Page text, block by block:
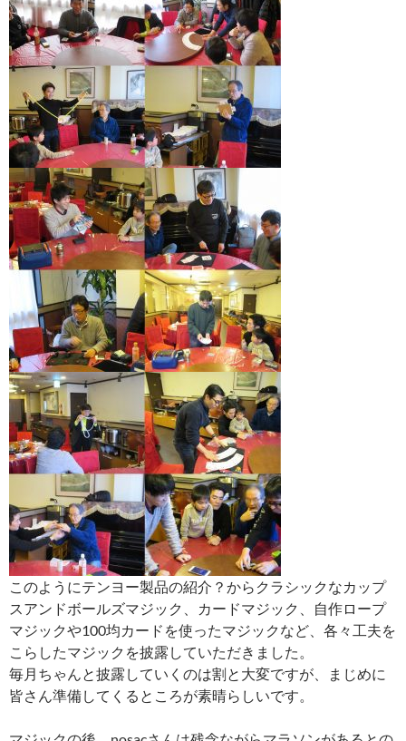
このようにテンヨー製品の紹介？からクラシックなカップ
スアンドボールズマジック、カードマジック、自作ロープ
マジックや100均カードを使ったマジックなど、各々工夫を
こらしたマジックを披露していただきました。
毎月ちゃんと披露していくのは割と大変ですが、まじめに
皆さん準備してくるところが素晴らしいです。